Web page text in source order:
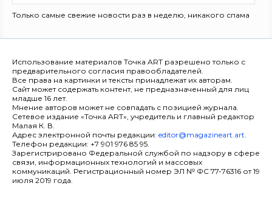
Только самые свежие новости раз в неделю, никакого спама
Использование материалов Точка ART разрешено только с
предварительного согласия правообладателей.
Все права на картинки и тексты принадлежат их авторам.
Сайт может содержать контент, не предназначенный для лиц
младше 16 лет.
Мнение авторов может не совпадать с позицией журнала.
Сетевое издание «Точка ART», учредитель и главный редактор
Малая К. В.
Адрес электронной почты редакции: editor@magazineart.art.
Телефон редакции: +7 901 976 85 95.
Зарегистрировано Федеральной службой по надзору в сфере
связи, информационных технологий и массовых
коммуникаций. Регистрационный номер ЭЛ № ФС 77-76316 от 19
июля 2019 года.